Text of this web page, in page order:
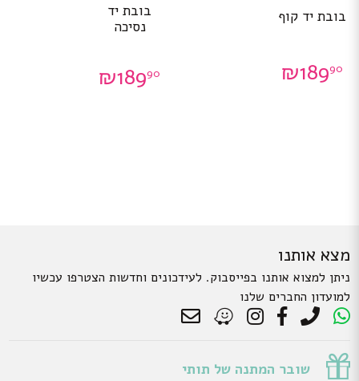
בובת יד קוף
₪18990
בובת יד
נסיכה
₪18990
מצא אותנו
ניתן למצוא אותנו בפייסבוק. לעידכונים וחדשות הצטרפו עכשיו
למועדון החברים שלנו
שובר המתנה של תותי